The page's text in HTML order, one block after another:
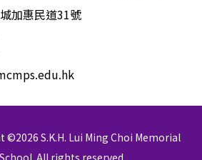
加惠民道31號
©2026 S.K.H. Lui Ming Choi Memorial